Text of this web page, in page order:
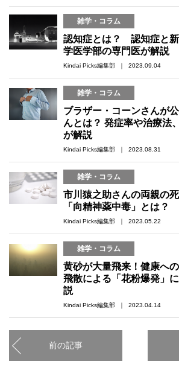
雑学・コラム
認知症とは？ 認知症と
学医学部の専門医が解説
Kindai Picks編集部 ｜ 2023.09.04
雑学・コラム
ブラザー・コーンさんが
んとは？ 発症率や治療法
が解説
Kindai Picks編集部 ｜ 2023.08.31
雑学・コラム
市川猿之助さんの両親の
「向精神薬中毒」とは？
Kindai Picks編集部 ｜ 2023.05.22
雑学・コラム
黄砂が大量飛来！健康へ
飛散による「花粉爆発」
説
Kindai Picks編集部 ｜ 2023.04.14
前の記事